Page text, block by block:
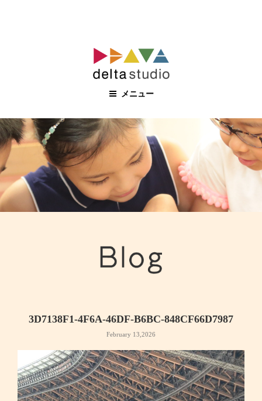
へ
ス
キ
ッ
プ
メニュー
3D7138F1-4F6A-46DF-B6BC-848CF66D7987
February 13,2026